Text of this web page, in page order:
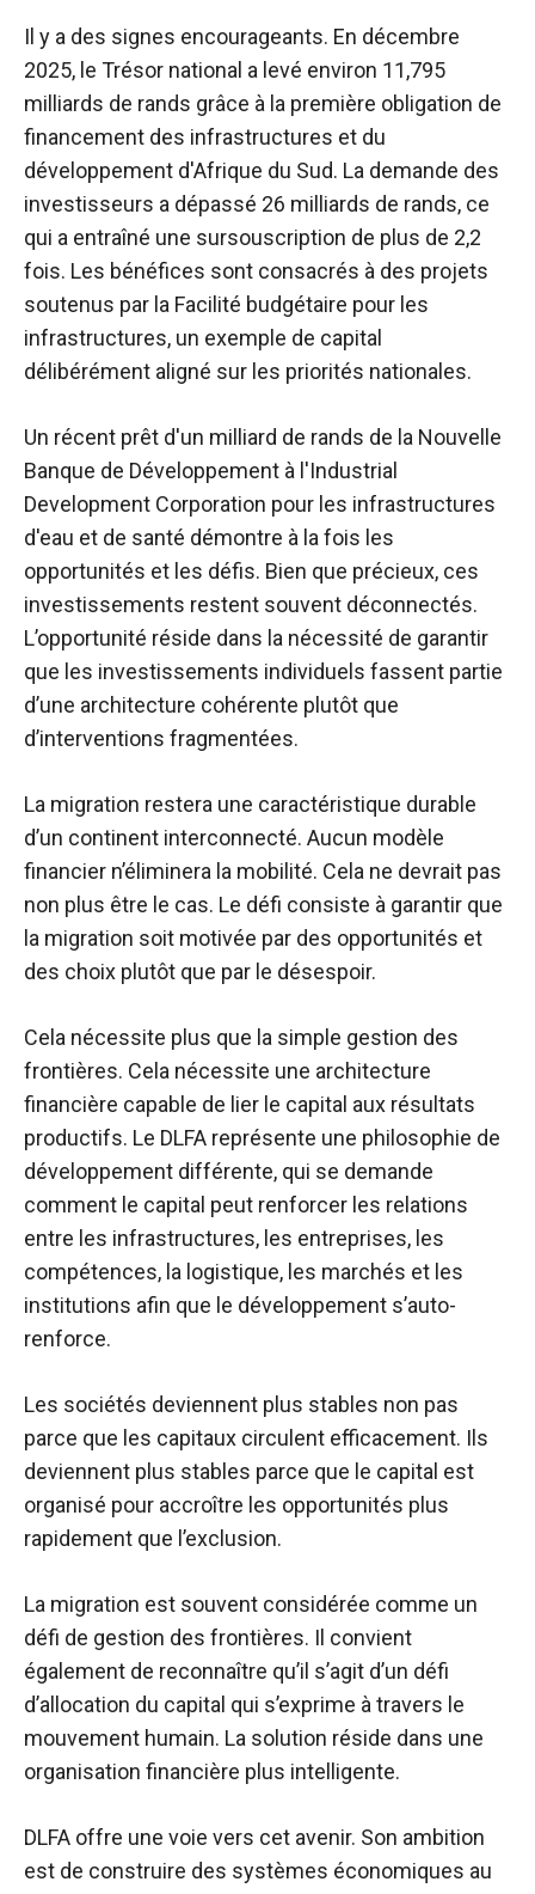
Il y a des signes encourageants. En décembre
2025, le Trésor national a levé environ 11,795
milliards de rands grâce à la première obligation de
financement des infrastructures et du
développement d'Afrique du Sud. La demande des
investisseurs a dépassé 26 milliards de rands, ce
qui a entraîné une sursouscription de plus de 2,2
fois. Les bénéfices sont consacrés à des projets
soutenus par la Facilité budgétaire pour les
infrastructures, un exemple de capital
délibérément aligné sur les priorités nationales.
Un récent prêt d'un milliard de rands de la Nouvelle
Banque de Développement à l'Industrial
Development Corporation pour les infrastructures
d'eau et de santé démontre à la fois les
opportunités et les défis. Bien que précieux, ces
investissements restent souvent déconnectés.
L’opportunité réside dans la nécessité de garantir
que les investissements individuels fassent partie
d’une architecture cohérente plutôt que
d’interventions fragmentées.
La migration restera une caractéristique durable
d’un continent interconnecté. Aucun modèle
financier n’éliminera la mobilité. Cela ne devrait pas
non plus être le cas. Le défi consiste à garantir que
la migration soit motivée par des opportunités et
des choix plutôt que par le désespoir.
Cela nécessite plus que la simple gestion des
frontières. Cela nécessite une architecture
financière capable de lier le capital aux résultats
productifs. Le DLFA représente une philosophie de
développement différente, qui se demande
comment le capital peut renforcer les relations
entre les infrastructures, les entreprises, les
compétences, la logistique, les marchés et les
institutions afin que le développement s’auto-
renforce.
Les sociétés deviennent plus stables non pas
parce que les capitaux circulent efficacement. Ils
deviennent plus stables parce que le capital est
organisé pour accroître les opportunités plus
rapidement que l’exclusion.
La migration est souvent considérée comme un
défi de gestion des frontières. Il convient
également de reconnaître qu’il s’agit d’un défi
d’allocation du capital qui s’exprime à travers le
mouvement humain. La solution réside dans une
organisation financière plus intelligente.
DLFA offre une voie vers cet avenir. Son ambition
est de construire des systèmes économiques au